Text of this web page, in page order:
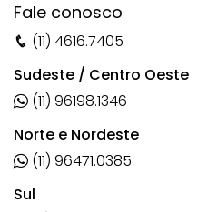
Fale conosco
(11) 4616.7405
Sudeste / Centro Oeste
(11) 96198.1346
Norte e Nordeste
(11) 96471.0385
Sul